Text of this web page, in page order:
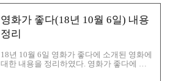
18) 접속 무비월드(18년 10월 6일) 내용 정리
2018년 8월 개봉 영화 총정리 :
https://barista7.tistory.com/613 2018년 9월
개봉 영화 총정리 :
https://barista7.tistory.com/669 2018년 10월
개봉 영화 총정리 :
https://barista7.tistory.com/731 눈여겨..
영화가 좋다(18년 10월 6일) 내용
정리
18년 10월 6일 영화가 좋다에 소개된 영화에
대한 내용을 정리하였다. 영화가 좋다에 소